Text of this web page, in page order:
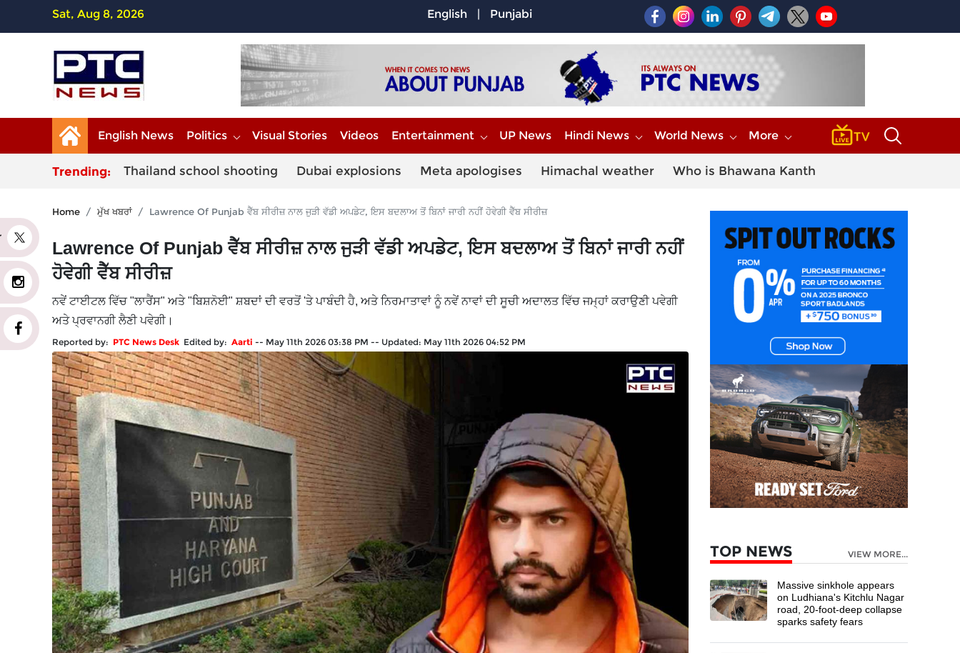
Sat, Aug 8, 2026 English | Punjabi
English News Politics Visual Stories Videos Entertainment UP News Hindi News World News More
Trending: Thailand school shooting Dubai explosions Meta apologises Himachal weather Who is Bhawana Kanth
Home ਮੁੱਖ ਖਬਰਾਂ Lawrence Of Punjab ਵੈੱਬ ਸੀਰੀਜ਼ ਨਾਲ ਜੁੜੀ ਵੱਡੀ ਅਪਡੇਟ, ਇਸ ਬਦਲਾਅ ਤੋਂ ਬਿਨਾਂ ਜਾਰੀ ਨਹੀਂ ਹੋਵੇਗੀ ਵੈੱਬ ਸੀਰੀਜ਼
Lawrence Of Punjab ਵੈੱਬ ਸੀਰੀਜ਼ ਨਾਲ ਜੁੜੀ ਵੱਡੀ ਅਪਡੇਟ, ਇਸ ਬਦਲਾਅ ਤੋਂ ਬਿਨਾਂ ਜਾਰੀ ਨਹੀਂ
ਹੋਵੇਗੀ ਵੈੱਬ ਸੀਰੀਜ਼
ਨਵੇਂ ਟਾਈਟਲ ਵਿੱਚ "ਲਾਰੈਂਸ" ਅਤੇ "ਬਿਸ਼ਨੋਈ" ਸ਼ਬਦਾਂ ਦੀ ਵਰਤੋਂ 'ਤੇ ਪਾਬੰਦੀ ਹੈ, ਅਤੇ ਨਿਰਮਾਤਾਵਾਂ ਨੂੰ ਨਵੇਂ ਨਾਵਾਂ ਦੀ ਸੂਚੀ ਅਦਾਲਤ ਵਿੱਚ ਜਮ੍ਹਾਂ ਕਰਾਉਣੀ ਪਵੇਗੀ
ਅਤੇ ਪ੍ਰਵਾਨਗੀ ਲੈਣੀ ਪਵੇਗੀ।
Reported by: PTC News Desk Edited by: Aarti -- May 11th 2026 03:38 PM -- Updated: May 11th 2026 04:52 PM
TOP NEWS VIEW MORE...
Massive sinkhole appears
on Ludhiana's Kitchlu Nagar
road, 20-foot-deep collapse
sparks safety fears